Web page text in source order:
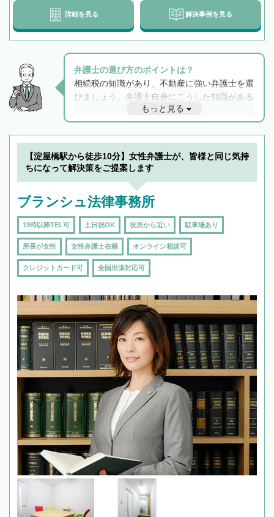
詳細を見る 解決事例を見る
弁護士の選び方のポイントは？
相続税の知識があり、不動産に強い弁護士を選
びましょう。弁護士自身にこうした知識がある
と他士業との連携もスムーズに進み、トラブル
解決のみならず相続をトータルで任せることが
できます。また、相続は感情がからむ分野なの
でフィーリングも重要です。実際に電話や面談
で複数の弁護士と会話をしてウマが合う方に依
もっと見る
【淀屋橋駅から徒歩10分】女性弁護士が、皆様と同じ気持
ちになって解決策をご提案します
ブランシュ法律事務所
19時以降TEL可 土日祝OK 役所から近い 駐車場あり
所長が女性 女性弁護士在籍 オンライン相談可
クレジットカード可 全国出張対応可